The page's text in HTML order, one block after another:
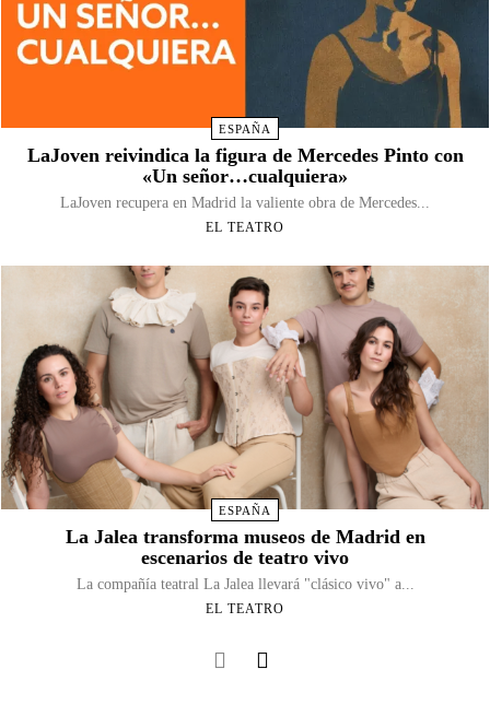
ESPAÑA
LaJoven reivindica la figura de Mercedes Pinto con
«Un señor…cualquiera»
LaJoven recupera en Madrid la valiente obra de Mercedes...
EL TEATRO
ESPAÑA
La Jalea transforma museos de Madrid en
escenarios de teatro vivo
La compañía teatral La Jalea llevará "clásico vivo" a...
EL TEATRO